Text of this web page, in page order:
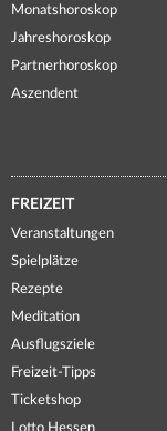
Monatshoroskop
Jahreshoroskop
Partnerhoroskop
Aszendent
FREIZEIT
Veranstaltungen
Spielplätze
Rezepte
Meditation
Ausflugsziele
Freizeit-Tipps
Ticketshop
Lotto Hessen